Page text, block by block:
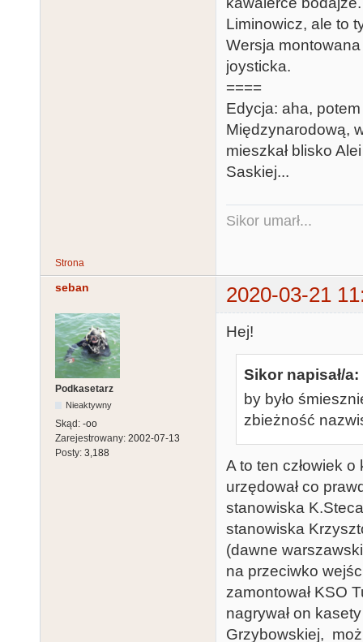
Liminowicz, ale to
Wersja
joysticka.
====
Edycja: aha,
Międzynarodową,
mieszkał blisko
Saskiej...
Sikor umarł...
Strona
seban 2020-03-21
Podkasetarz
Nieaktywny
Skąd: -oo
Zarejestrowany: 2002-07-13
Posty: 3,188
Hej!
Sikor napisał/a:
by było
zbieżność
A to ten człowiek
urzędował co
stanowiska
stanowiska
(dawne
na przeciwko
zamontował KSO
nagrywał on
Grzybowskiej,